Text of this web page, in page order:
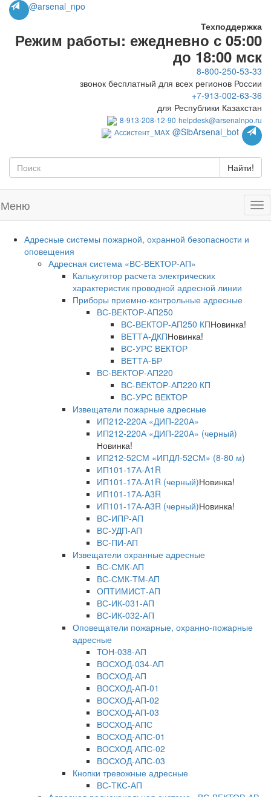
@arsenal_npo
Техподдержка
Режим работы: ежедневно с 05:00
до 18:00 мск
8-800-250-53-33
звонок бесплатный для всех регионов России
+7-913-002-63-36
для Республики Казахстан
8-913-208-12-90 helpdesk@arsenalnpo.ru
Ассистент_MAX @SibArsenal_bot
Найти!
Меню
Адресные системы пожарной, охранной безопасности и
оповещения
Адресная система «ВС-ВЕКТОР-АП»
Калькулятор расчета электрических
характеристик проводной адресной линии
Приборы приемно-контрольные адресные
ВС-ВЕКТОР-АП250
ВС-ВЕКТОР-АП250 КПНовинка!
ВЕТТА-ДКПНовинка!
ВС-УРС ВЕКТОР
ВЕТТА-БР
ВС-ВЕКТОР-АП220
ВС-ВЕКТОР-АП220 КП
ВС-УРС ВЕКТОР
Извещатели пожарные адресные
ИП212-220А «ДИП-220А»
ИП212-220А «ДИП-220А» (черный)
Новинка!
ИП212-52СМ «ИПДЛ-52СМ» (8-80 м)
ИП101-17А-A1R
ИП101-17А-A1R (черный)Новинка!
ИП101-17А-A3R
ИП101-17А-A3R (черный)Новинка!
ВС-ИПР-АП
ВС-УДП-АП
ВС-ПИ-АП
Извещатели охранные адресные
ВС-СМК-АП
ВС-СМК-ТМ-АП
ОПТИМИСТ-АП
ВС-ИК-031-АП
ВС-ИК-032-АП
Оповещатели пожарные, охранно-пожарные
адресные
ТОН-038-АП
ВОСХОД-034-АП
ВОСХОД-АП
ВОСХОД-АП-01
ВОСХОД-АП-02
ВОСХОД-АП-03
ВОСХОД-АПС
ВОСХОД-АПС-01
ВОСХОД-АПС-02
ВОСХОД-АПС-03
Кнопки тревожные адресные
ВС-ТКС-АП